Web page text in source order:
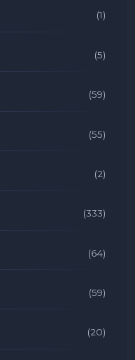
(1)
(5)
(59)
(55)
(2)
(333)
(64)
(59)
(20)